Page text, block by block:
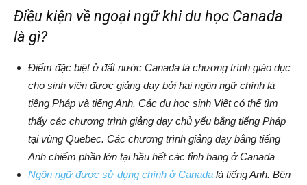
Điều kiện về ngoại ngữ khi du học Canada
là gì?
Điểm đặc biệt ở đất nước Canada là chương trình giáo dục
cho sinh viên được giảng dạy bởi hai ngôn ngữ chính là
tiếng Pháp và tiếng Anh. Các du học sinh Việt có thể tìm
thấy các chương trình giảng dạy chủ yếu bằng tiếng Pháp
tại vùng Quebec. Các chương trình giảng dạy bằng tiếng
Anh chiếm phần lớn tại hầu hết các tỉnh bang ở Canada
Ngôn ngữ được sử dụng chính ở Canada là tiếng Anh. Bên